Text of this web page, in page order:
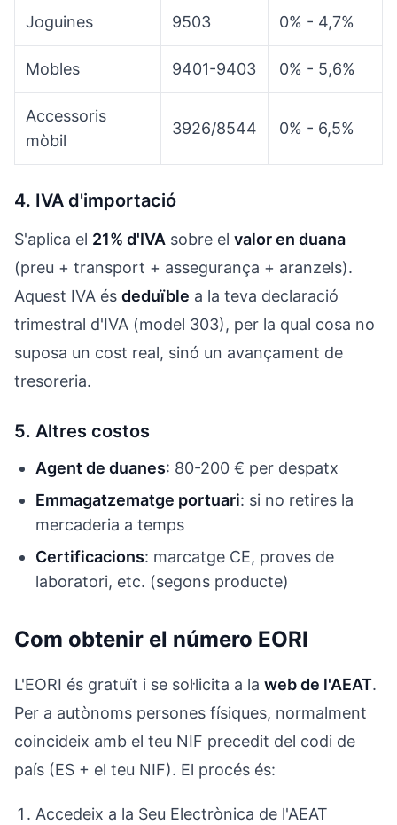
Joguines 9503 0% - 4,7%
Mobles 9401-9403 0% - 5,6%
Accessoris
mòbil
3926/8544 0% - 6,5%
4. IVA d'importació
S'aplica el 21% d'IVA sobre el valor en duana
(preu + transport + assegurança + aranzels).
Aquest IVA és deduïble a la teva declaració
trimestral d'IVA (model 303), per la qual cosa no
suposa un cost real, sinó un avançament de
tresoreria.
5. Altres costos
Agent de duanes: 80-200 € per despatx
Emmagatzematge portuari: si no retires la
mercaderia a temps
Certificacions: marcatge CE, proves de
laboratori, etc. (segons producte)
Com obtenir el número EORI
L'EORI és gratuït i se sol·licita a la web de l'AEAT.
Per a autònoms persones físiques, normalment
coincideix amb el teu NIF precedit del codi de
país (ES + el teu NIF). El procés és:
Accedeix a la Seu Electrònica de l'AEAT